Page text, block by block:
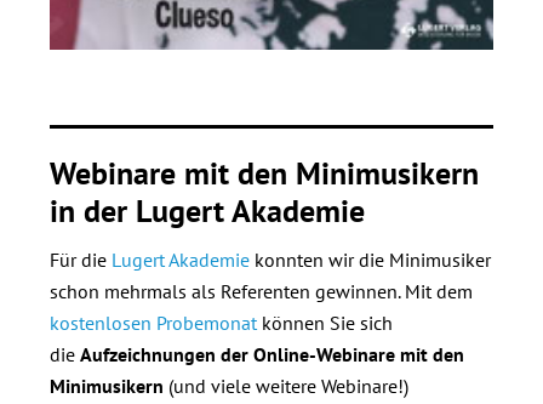
Webinare mit den Minimusikern
in der Lugert Akademie
Für die Lugert Akademie konnten wir die Minimusiker
schon mehrmals als Referenten gewinnen. Mit dem
kostenlosen Probemonatkönnen Sie sich
die Aufzeichnungen der Online-Webinare mit den
Minimusikern (und viele weitere Webinare!)